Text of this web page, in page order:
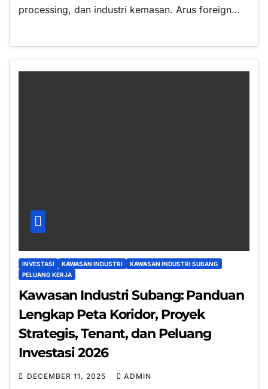
processing, dan industri kemasan. Arus foreign…
INVESTASI KAWASAN INDUSTRI
KAWASAN INDUSTRI SUBANG
PELUANG KERJA
Kawasan Industri Subang: Panduan
Lengkap Peta Koridor, Proyek
Strategis, Tenant, dan Peluang
Investasi 2026
DECEMBER 11, 2025 ADMIN